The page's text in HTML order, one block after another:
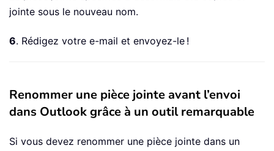
jointe sous le nouveau nom.
6. Rédigez votre e-mail et envoyez-le !
Renommer une pièce jointe avant l’envoi
dans Outlook grâce à un outil remarquable
Si vous devez renommer une pièce jointe dans un